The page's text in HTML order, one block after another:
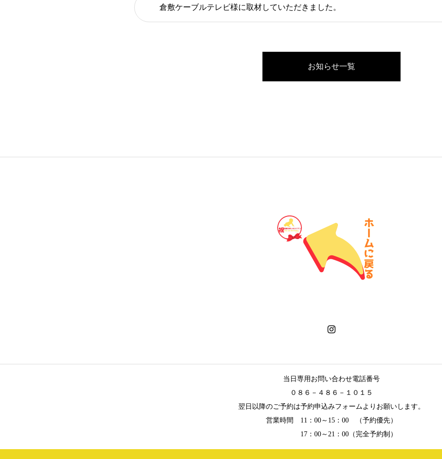
倉敷ケーブルテレビ様に取材していただきました。
お知らせ一覧
当日専用お問い合わせ電話番号
０８６－４８６－１０１５
翌日以降のご予約は予約申込みフォームよりお願いします。
営業時間 11：00～15：00 （予約優先）
17：00～21：00（完全予約制）